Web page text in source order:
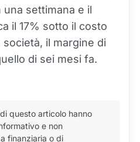
una settimana e il
il 17% sotto il costo
il margine di
di sei mesi fa.
questo articolo hanno
e non
finanziaria o di